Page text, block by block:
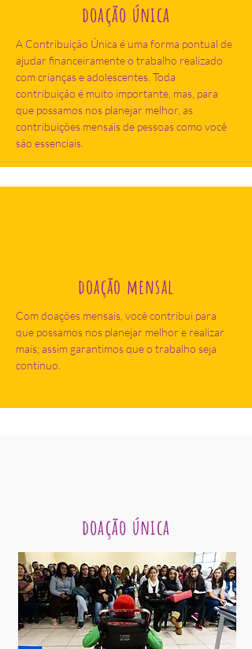
doação única
A Contribuição Única é uma forma pontual de
ajudar financeiramente o trabalho realizado
com crianças e adolescentes. Toda
contribuição é muito importante, mas, para
que possamos nos planejar melhor, as
contribuições mensais de pessoas como você
são essenciais.
doação mensal
Com doações mensais, você contribui para
que possamos nos planejar melhor e realizar
mais; assim garantimos que o trabalho seja
continuo.
doação única